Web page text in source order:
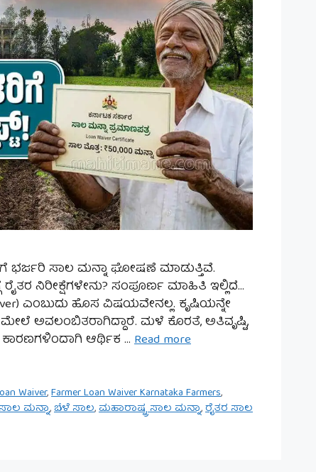
ಭರ್ಜರಿ ಸಾಲ ಮನ್ನಾ ಘೋಷಣೆ ಮಾಡುತ್ತಿವೆ.
ನಿರೀಕ್ಷೆಗಳೇನು? ಸಂಪೂರ್ಣ ಮಾಹಿತಿ ಇಲ್ಲಿದೆ…
ಎಂಬುದು ಹೊಸ ವಿಷಯವೇನಲ್ಲ. ಕೃಷಿಯನ್ನೇ
ಮೇಲೆ ಅವಲಂಬಿತರಾಗಿದ್ದಾರೆ. ಮಳೆ ಕೊರತೆ, ಅತಿವೃಷ್ಟಿ,
ಆರ್ಥಿಕ … Read more
Waiver,Farmer Loan Waiver Karnataka Farmers,
ಮನ್ನಾ,ಬೆಳೆ ಸಾಲ,ಮಹಾರಾಷ್ಟ್ರ ಸಾಲ ಮನ್ನಾ,ರೈತರ ಸಾಲ